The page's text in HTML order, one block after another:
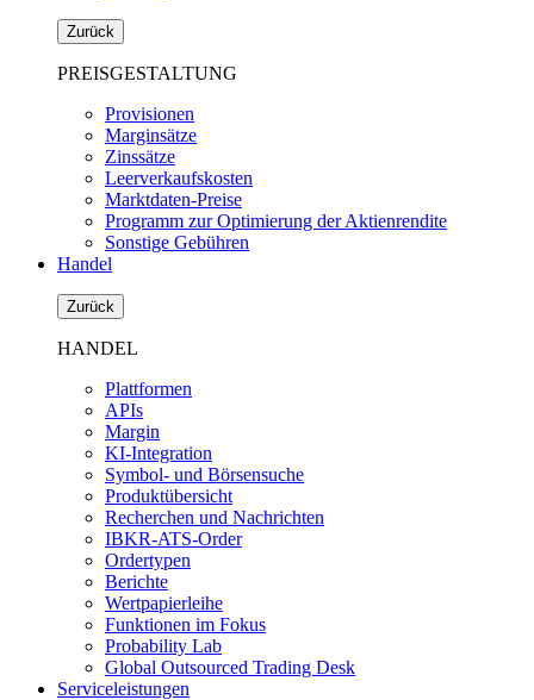
Zurück
PREISGESTALTUNG
Provisionen
Marginsätze
Zinssätze
Leerverkaufskosten
Marktdaten-Preise
Programm zur Optimierung der Aktienrendite
Sonstige Gebühren
Handel
Zurück
HANDEL
Plattformen
APIs
Margin
KI-Integration
Symbol- und Börsensuche
Produktübersicht
Recherchen und Nachrichten
IBKR-ATS-Order
Ordertypen
Berichte
Wertpapierleihe
Funktionen im Fokus
Probability Lab
Global Outsourced Trading Desk
Serviceleistungen